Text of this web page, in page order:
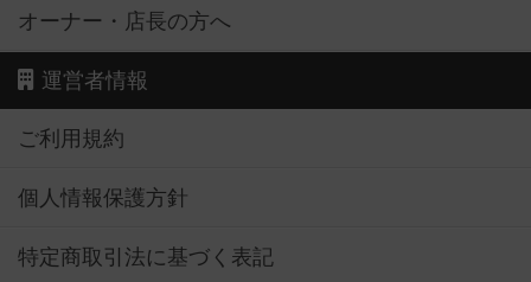
オーナー・店長の方へ
運営者情報
ご利用規約
個人情報保護方針
特定商取引法に基づく表記